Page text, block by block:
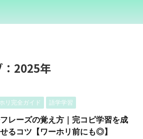
：2025年
リ完全ガイド 語学学習
レーズの覚え方｜完コピ学習を成
るコツ【ワーホリ前にも◎】